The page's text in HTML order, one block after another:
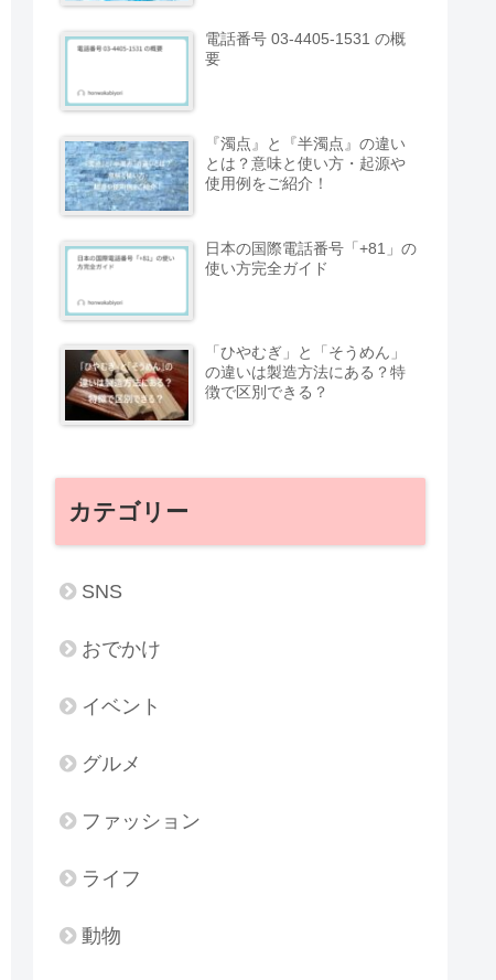
電話番号 03-4405-1531 の概
要
『濁点』と『半濁点』の違い
とは？意味と使い方・起源や
使用例をご紹介！
日本の国際電話番号「+81」の
使い方完全ガイド
「ひやむぎ」と「そうめん」
の違いは製造方法にある？特
徴で区別できる？
カテゴリー
SNS
おでかけ
イベント
グルメ
ファッション
ライフ
動物